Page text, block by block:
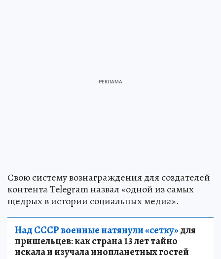
Свою систему вознаграждения для создателей
контента Telegram назвал «одной из самых
щедрых в истории социальных медиа».
Над СССР военные натянули «сетку»для
пришельцев: как страна 13 лет тайно
искала и изучала инопланетных гостей